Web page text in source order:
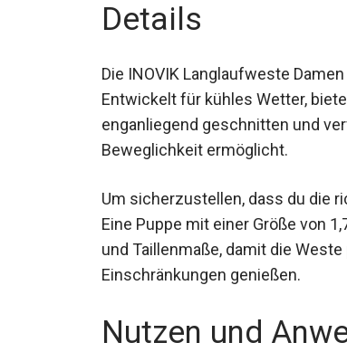
Details
Die INOVIK Langlaufweste
Entwickelt für kühles Wetter,
enganliegend geschnitten und
Beweglichkeit ermöglicht.
Um sicherzustellen, dass du die
Eine Puppe mit einer Größe von
und Taillenmaße, damit die
Einschränkungen genießen.
Nutzen und